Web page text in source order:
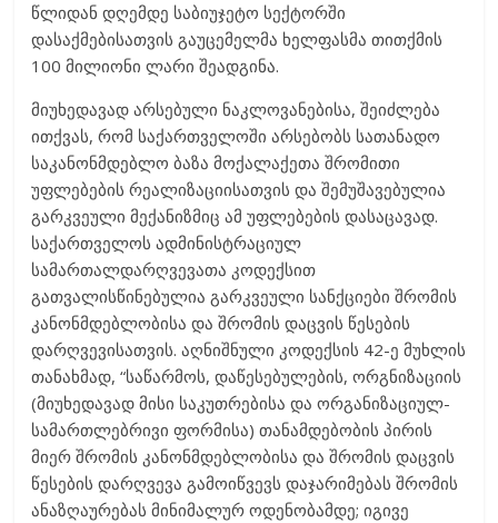
წლიდან დღემდე საბიუჯეტო სექტორში
დასაქმებისათვის გაუცემელმა ხელფასმა თითქმის
100 მილიონი ლარი შეადგინა.
მიუხედავად არსებული ნაკლოვანებისა, შეიძლება
ითქვას, რომ საქართველოში არსებობს სათანადო
საკანონმდებლო ბაზა მოქალაქეთა შრომითი
უფლებების რეალიზაციისათვის და შემუშავებულია
გარკვეული მექანიზმიც ამ უფლებების დასაცავად.
საქართველოს ადმინისტრაციულ
სამართალდარღვევათა კოდექსით
გათვალისწინებულია გარკვეული სანქციები შრომის
კანონმდებლობისა და შრომის დაცვის წესების
დარღვევისათვის. აღნიშნული კოდექსის 42-ე მუხლის
თანახმად, “საწარმოს, დაწესებულების, ორგნიზაციის
(მიუხედავად მისი საკუთრებისა და ორგანიზაციულ-
სამართლებრივი ფორმისა) თანამდებობის პირის
მიერ შრომის კანონმდებლობისა და შრომის დაცვის
წესების დარღვევა გამოიწვევს დაჯარიმებას შრომის
ანაზღაურებას მინიმალურ ოდენობამდე; იგივე